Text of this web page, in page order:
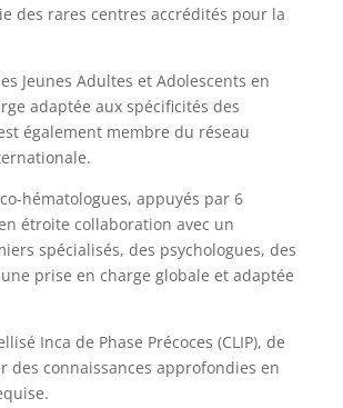
des rares centres accrédités pour la
Jeunes Adultes et Adolescents en
adaptée aux spécificités des
également membre du réseau
hématologues, appuyés par 6
étroite collaboration avec un
spécialisés, des psychologues, des
prise en charge globale et adaptée
Inca de Phase Précoces (CLIP), de
connaissances approfondies en